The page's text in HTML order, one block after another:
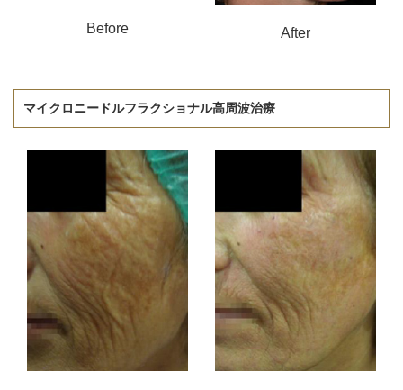
Before After
マイクロニードルフラクショナル高周波治療